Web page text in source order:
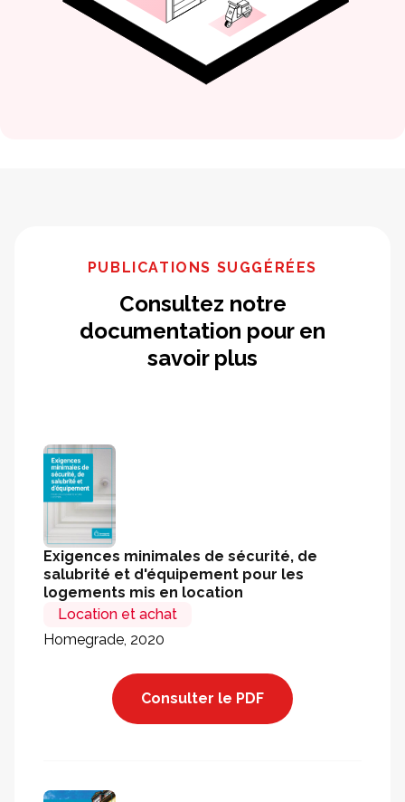
PUBLICATIONS SUGGÉRÉES
Consultez notre
documentation pour en
savoir plus
Exigences minimales de sécurité, de
salubrité et d'équipement pour les
logements mis en location
Location et achat
Homegrade, 2020
Consulter le PDF